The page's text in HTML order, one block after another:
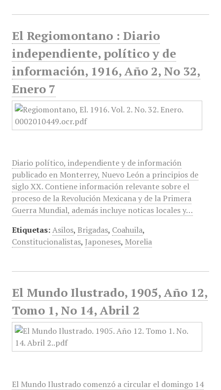
El Regiomontano : Diario
independiente, político y de
información, 1916, Año 2, No 32,
Enero 7
Diario político, independiente y de información
publicado en Monterrey, Nuevo León a principios de
siglo XX. Contiene información relevante sobre el
proceso de la Revolución Mexicana y de la Primera
Guerra Mundial, además incluye noticas locales y…
Etiquetas: Asilos, Brigadas, Coahuila,
Constitucionalistas, Japoneses, Morelia
El Mundo Ilustrado, 1905, Año 12,
Tomo 1, No 14, Abril 2
El Mundo Ilustrado comenzó a circular el domingo 14